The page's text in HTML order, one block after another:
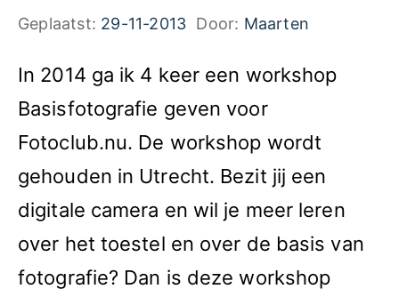
Geplaatst: 29-11-2013 Door: Maarten
In 2014 ga ik 4 keer een workshop
Basisfotografie geven voor
Fotoclub.nu. De workshop wordt
gehouden in Utrecht. Bezit jij een
digitale camera en wil je meer leren
over het toestel en over de basis van
fotografie? Dan is deze workshop